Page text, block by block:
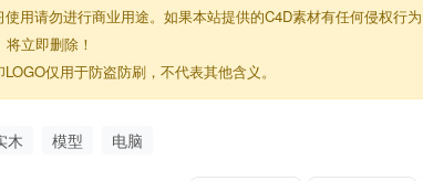
用请勿进行商业用途。如果本站提供的C4D素材有任何侵权行
立即删除！
仅用于防盗防刷，不代表其他含义。
木 模型 电脑